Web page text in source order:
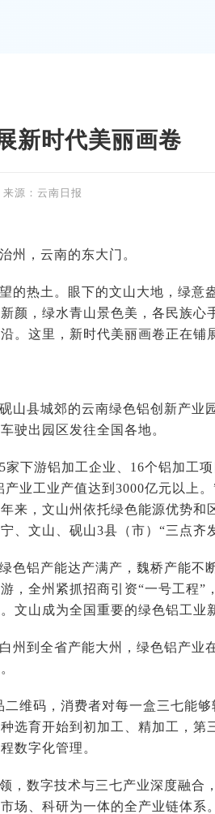
新时代美丽画卷
来源：云南日报
州，云南的东大门。
的热土。眼下的文山大地，绿意
颜，绿水青山景色美，各民族
。这里，新时代美丽画卷正在铺
山县城郊的云南绿色铝创新产业
驶出园区发往全国各地。
家下游铝加工企业、16个铝加工
产业工业产值达到3000亿元以上
来，文山州依托绿色能源优势
、文山、砚山3县（市）“三点齐
色铝产能达产满产，魏桥产能不
，全州紧抓招商引资“一号工程
文山成为全国重要的绿色铝工业
州到全省产能大州，绿色铝产业
二维码，消费者对每一盒三七能
选育开始到初加工、精加工，
数字化管理。
，数字技术与三七产业深度融合
场、科研为一体的全产业链体系